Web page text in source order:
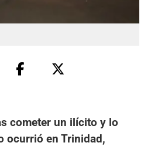
cometer un ilícito y lo
ocurrió en Trinidad,